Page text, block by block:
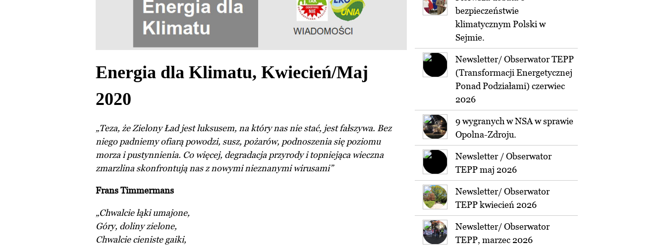
Energia dla Klimatu, Kwiecień/Maj
2020
„Teza, że Zielony Ład jest luksusem, na który nas nie stać, jest fałszywa. Bez
niego padniemy ofiarą powodzi, susz, pożarów, podnoszenia się poziomu
morza i pustynnienia. Co więcej, degradacja przyrody i topniejąca wieczna
zmarzlina skonfrontują nas z nowymi nieznanymi wirusami”
Frans Timmermans
„Chwalcie łąki umajone,
Góry, doliny zielone,
Chwalcie cieniste gaiki,
bezpieczeństwie
klimatycznym Polski w
Sejmie.
Newsletter/ Obserwator TEPP
(Transformacji Energetycznej
Ponad Podziałami) czerwiec
2026
9 wygranych w NSA w sprawie
Opolna-Zdroju.
Newsletter / Obserwator
TEPP maj 2026
Newsletter/ Obserwator
TEPP kwiecień 2026
Newsletter/ Obserwator
TEPP, marzec 2026